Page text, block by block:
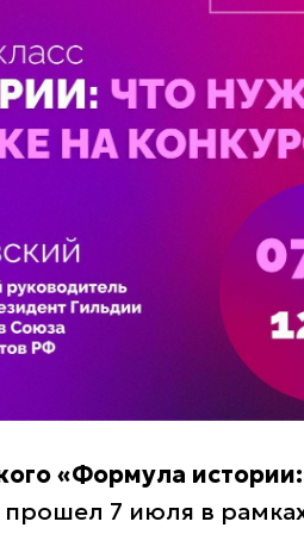
«Формула
прошел 7 июля в